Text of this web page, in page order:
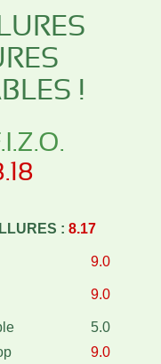
!
: 8.17
9.0
9.0
5.0
9.0